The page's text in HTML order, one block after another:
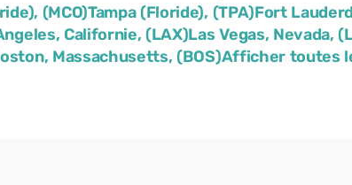
(MCO)Tampa (Floride), (TPA)Fort
Californie, (LAX)Las Vegas, Nevada,
Massachusetts, (BOS)Afficher toutes